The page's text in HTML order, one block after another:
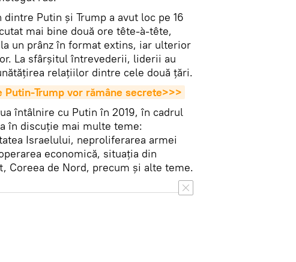
Putin și Trump a avut loc pe 16
mai bine două ore tête-à-tête,
un prânz în format extins, iar ulterior
La sfârșitul întrevederii, liderii au
relațiilor dintre cele două țări.
Trump vor rămâne secrete>>>
întâlnire cu Putin în 2019, în cadrul
în discuție mai multe teme:
Israelului, neproliferarea armei
economică, situația din
Coreea de Nord, precum și alte teme.